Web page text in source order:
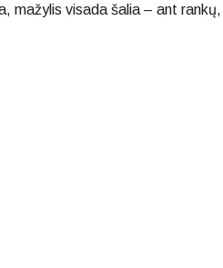
mažylis visada šalia – ant